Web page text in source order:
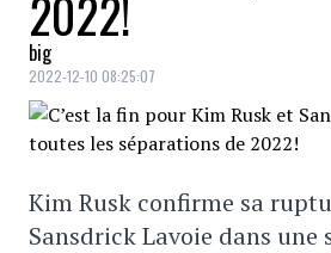
2022!
big
2022-12-10 08:25:07
Kim Rusk confirme sa
Sansdrick Lavoie dans